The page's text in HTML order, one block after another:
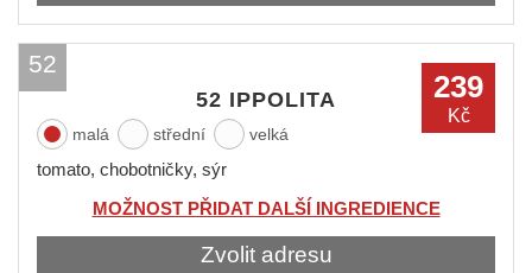
239
Kč
52 IPPOLITA
malá střední velká
tomato, chobotničky, sýr
MOŽNOST PŘIDAT DALŠÍ INGREDIENCE
Zvolit adresu
52